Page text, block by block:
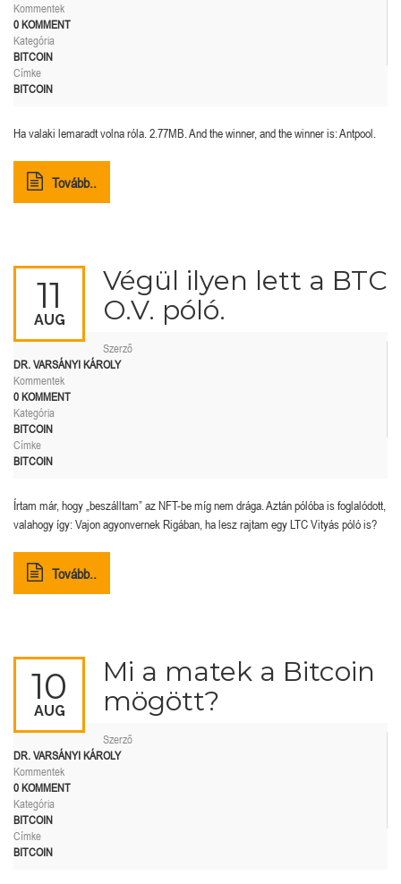
Kommentek
0 KOMMENT
Kategória
BITCOIN
Címke
BITCOIN
Ha valaki lemaradt volna róla. 2.77MB. And the winner, and the winner is: Antpool.
Tovább..
11
AUG
Végül ilyen lett a BTC
O.V. póló.
Szerző
DR. VARSÁNYI KÁROLY
Kommentek
0 KOMMENT
Kategória
BITCOIN
Címke
BITCOIN
Írtam már, hogy „beszálltam” az NFT-be míg nem drága. Aztán pólóba is foglalódott,
valahogy így: Vajon agyonvernek Rigában, ha lesz rajtam egy LTC Vityás póló is?
Tovább..
10
AUG
Mi a matek a Bitcoin
mögött?
Szerző
DR. VARSÁNYI KÁROLY
Kommentek
0 KOMMENT
Kategória
BITCOIN
Címke
BITCOIN